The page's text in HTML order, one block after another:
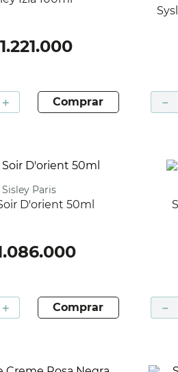
1.221.000
＋ comprar
Sysley Baume En Eau A La Rose
－
Sisley Paris
Soir D'orient 50ml
.086.000
＋ comprar －